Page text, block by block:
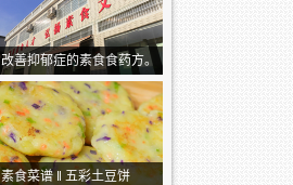
改善抑郁症的素食食药方。
素食菜谱 ‖ 五彩土豆饼